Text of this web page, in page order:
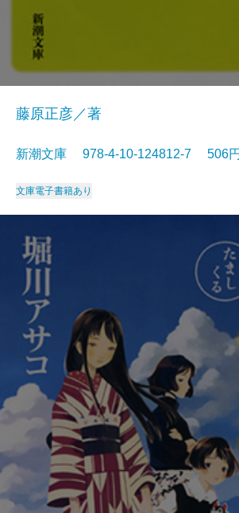
藤原正彦／著
新潮文庫 978-4-10-124812-7 506
文庫電子書籍あり